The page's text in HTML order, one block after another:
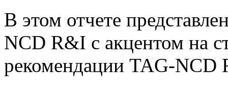
В этом отчете
NCD R&I с акцентом на
рекомендации TAG-